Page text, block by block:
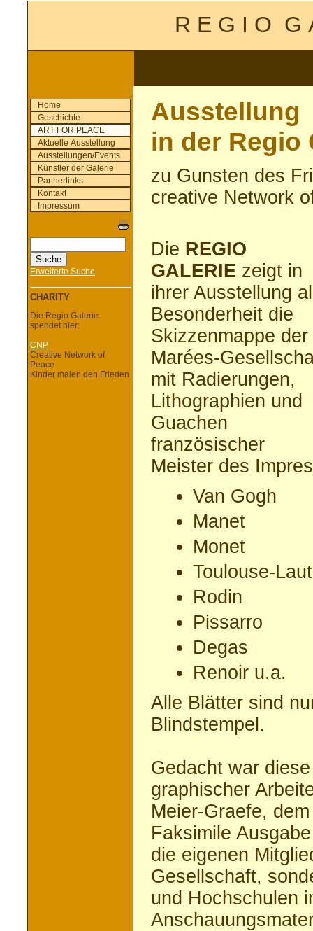
R E G I O G
Home
Geschichte
ART FOR PEACE
Aktuelle Ausstellung
Ausstellungen/Events
Künstler der Galerie
Partnerlinks
Kontakt
Impressum
Erweiterte Suche
CHARITY
Die Regio Galerie
spendet hier:
CNP
Creative Network of
Peace
Kinder malen den Frieden
Ausstellung
in der Regio
zu Gunsten des
creative Network
Die REGIO
GALERIE zeigt in
ihrer Ausstellung
Besonderheit die
Skizzenmappe der
Marées-
mit Radierungen,
Lithographien und
Guachen
französischer
Meister des
Van Gogh
Manet
Monet
Toulouse-
Rodin
Pissarro
Degas
Renoir u.a.
Alle Blätter sind
Blindstempel.
Gedacht war
graphischer
Meier-Graefe,
Faksimile
die eigenen
Gesellschaft,
und Hochschulen